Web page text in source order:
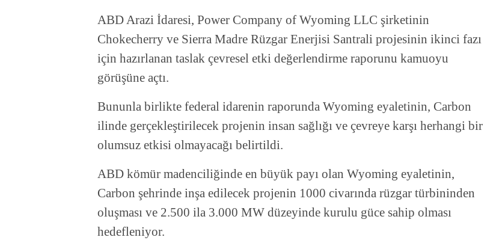
ABD Arazi İdaresi, Power Company of Wyoming LLC şirketinin
Chokecherry ve Sierra Madre Rüzgar Enerjisi Santrali projesinin ikinci fazı
için hazırlanan taslak çevresel etki değerlendirme raporunu kamuoyu
görüşüne açtı.
Bununla birlikte federal idarenin raporunda Wyoming eyaletinin, Carbon
ilinde gerçekleştirilecek projenin insan sağlığı ve çevreye karşı herhangi bir
olumsuz etkisi olmayacağı belirtildi.
ABD kömür madenciliğinde en büyük payı olan Wyoming eyaletinin,
Carbon şehrinde inşa edilecek projenin 1000 civarında rüzgar türbininden
oluşması ve 2.500 ila 3.000 MW düzeyinde kurulu güce sahip olması
hedefleniyor.